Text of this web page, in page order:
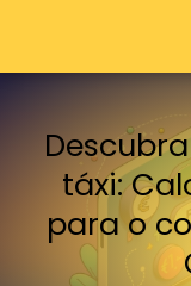
táxi:
para o